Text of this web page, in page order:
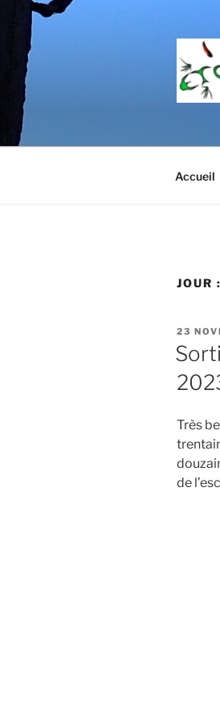
contenu
principal
Accueil
JOUR :
PUBLIÉ
LE
23
Très
de